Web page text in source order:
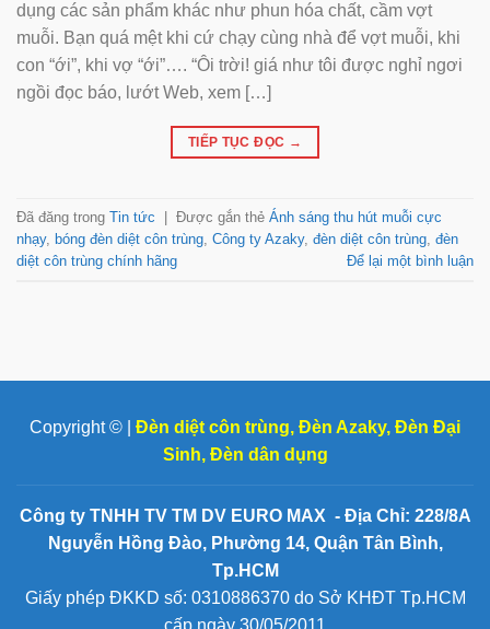
dụng các sản phẩm khác như phun hóa chất, cầm vợt
muỗi. Bạn quá mệt khi cứ chạy cùng nhà để vợt muỗi, khi
con “ới”, khi vợ “ới”…. “Ôi trời! giá như tôi được nghỉ ngơi
ngồi đọc báo, lướt Web, xem […]
TIẾP TỤC ĐỌC →
Đã đăng trong Tin tức | Được gắn thẻ Ánh sáng thu hút muỗi cực
nhạy, bóng đèn diệt côn trùng Công ty Azaky, đèn diệt côn trùng đèn
diệt côn trùng chính hãng
Để lại một bình luận
Copyright © | Đèn diệt côn trùng, Đèn Azaky, Đèn Đại
Sinh, Đèn dân dụng
Công ty TNHH TV TM DV EURO MAX - Địa Chỉ: 228/8A
Nguyễn Hồng Đào, Phường 14, Quận Tân Bình,
Tp.HCM
Giấy phép ĐKKD số: 0310886370 do Sở KHĐT Tp.HCM